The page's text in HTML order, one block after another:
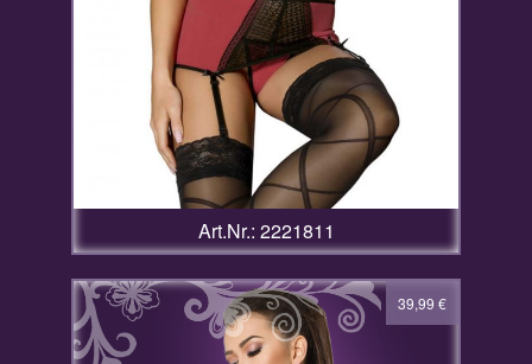
Art.Nr.: 2221811
39,99 €